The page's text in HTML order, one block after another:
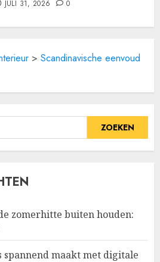
JULI 31, 2026 0
> Scandinavische eenvoud
zomerhitte buiten houden:
maakt met digitale